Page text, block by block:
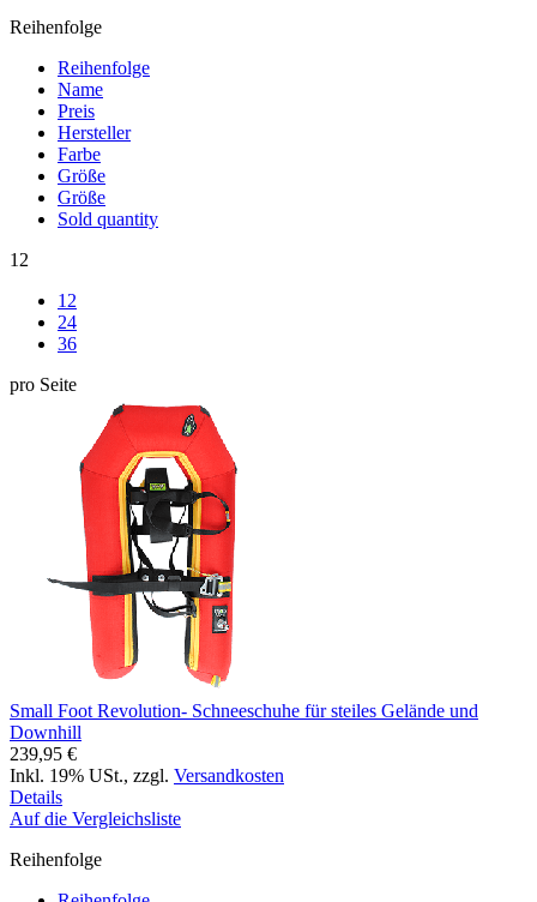
Reihenfolge
Reihenfolge
Name
Preis
Hersteller
Farbe
Größe
Größe
Sold quantity
12
12
24
36
pro Seite
Small Foot Revolution- Schneeschuhe für steiles Gelände und
Downhill
239,95 €
Inkl. 19% USt., zzgl. Versandkosten
Details
Auf die Vergleichsliste
Reihenfolge